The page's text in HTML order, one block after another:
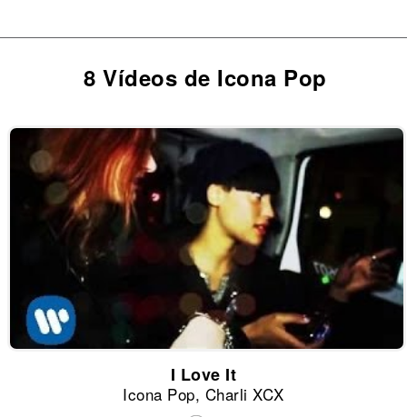
8 Vídeos de Icona Pop
I Love It
Icona Pop, Charli XCX